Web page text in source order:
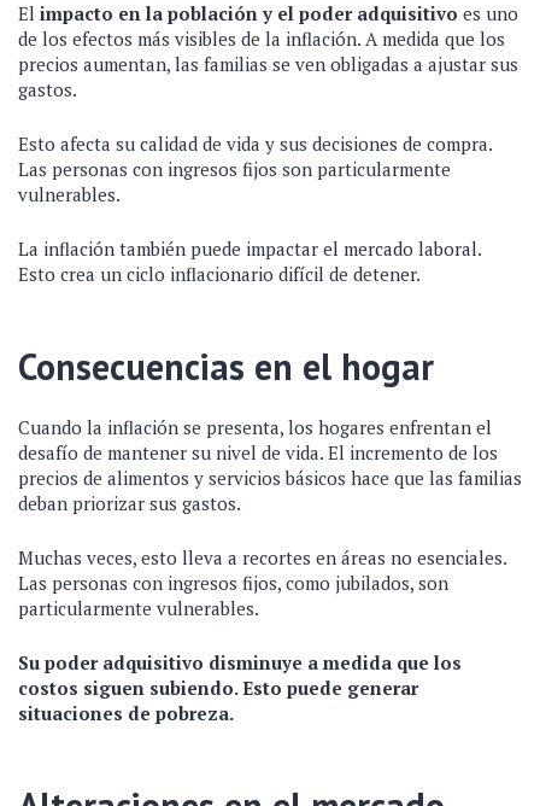
El impacto en la población y el poder adquisitivo es uno
de los efectos más visibles de la inflación. A medida que los
precios aumentan, las familias se ven obligadas a ajustar sus
gastos.
Esto afecta su calidad de vida y sus decisiones de compra.
Las personas con ingresos fijos son particularmente
vulnerables.
La inflación también puede impactar el mercado laboral.
Esto crea un ciclo inflacionario difícil de detener.
Consecuencias en el hogar
Cuando la inflación se presenta, los hogares enfrentan el
desafío de mantener su nivel de vida. El incremento de los
precios de alimentos y servicios básicos hace que las familias
deban priorizar sus gastos.
Muchas veces, esto lleva a recortes en áreas no esenciales.
Las personas con ingresos fijos, como jubilados, son
particularmente vulnerables.
Su poder adquisitivo disminuye a medida que los
costos siguen subiendo. Esto puede generar
situaciones de pobreza.